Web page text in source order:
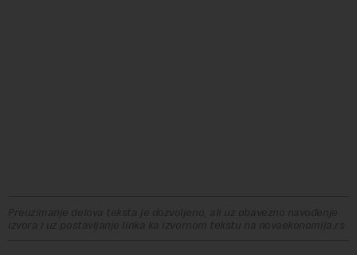
Preuzimanje delova teksta je dozvoljeno, ali uz obavezno navođenje
izvora i uz postavljanje linka ka izvornom tekstu na novaekonomija.rs